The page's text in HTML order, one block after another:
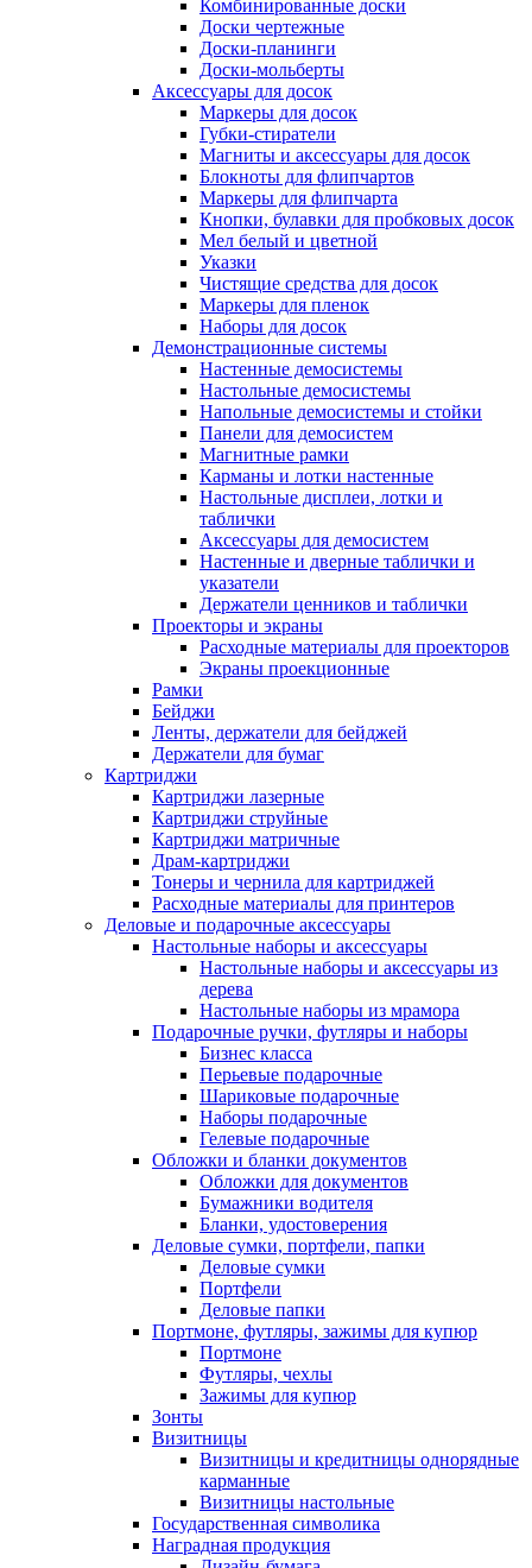
Комбинированные доски
Доски чертежные
Доски-планинги
Доски-мольберты
Аксессуары для досок
Маркеры для досок
Губки-стиратели
Магниты и аксессуары для досок
Блокноты для флипчартов
Маркеры для флипчарта
Кнопки, булавки для пробковых досок
Мел белый и цветной
Указки
Чистящие средства для досок
Маркеры для пленок
Наборы для досок
Демонстрационные системы
Настенные демосистемы
Настольные демосистемы
Напольные демосистемы и стойки
Панели для демосистем
Магнитные рамки
Карманы и лотки настенные
Настольные дисплеи, лотки и
таблички
Аксессуары для демосистем
Настенные и дверные таблички и
указатели
Держатели ценников и таблички
Проекторы и экраны
Расходные материалы для проекторов
Экраны проекционные
Рамки
Бейджи
Ленты, держатели для бейджей
Держатели для бумаг
Картриджи
Картриджи лазерные
Картриджи струйные
Картриджи матричные
Драм-картриджи
Тонеры и чернила для картриджей
Расходные материалы для принтеров
Деловые и подарочные аксессуары
Настольные наборы и аксессуары
Настольные наборы и аксессуары из
дерева
Настольные наборы из мрамора
Подарочные ручки, футляры и наборы
Бизнес класса
Перьевые подарочные
Шариковые подарочные
Наборы подарочные
Гелевые подарочные
Обложки и бланки документов
Обложки для документов
Бумажники водителя
Бланки, удостоверения
Деловые сумки, портфели, папки
Деловые сумки
Портфели
Деловые папки
Портмоне, футляры, зажимы для купюр
Портмоне
Футляры, чехлы
Зажимы для купюр
Зонты
Визитницы
Визитницы и кредитницы однорядные
карманные
Визитницы настольные
Государственная символика
Наградная продукция